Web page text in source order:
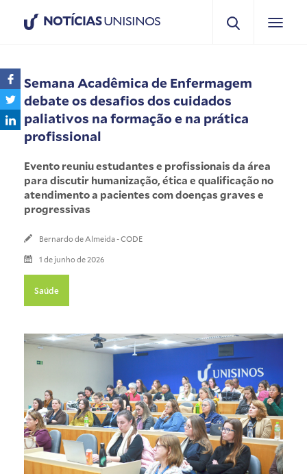
NOTÍCIASUNISINOS
Semana Acadêmica de Enfermagem
debate os desafios dos cuidados
paliativos na formação e na prática
profissional
Evento reuniu estudantes e profissionais da área
para discutir humanização, ética e qualificação no
atendimento a pacientes com doenças graves e
progressivas
Bernardo de Almeida - CODE
1 de junho de 2026
Saúde